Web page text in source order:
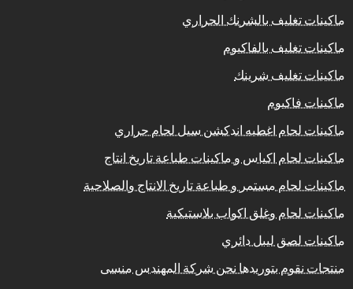
ماكينات تغليف بالشرنك الحراري
ماكينات تغليف بالفاكيوم
ماكينات تغليف شرينك
ماكينات فاكيوم
ماكينات لحام اغطيه اندكشن سيل لحام حراري
ماكينات لحام اكياس و ماكينات طباعة تاريخ انتاج
ماكينات لحام مستمر و طباعة تاريخ الانتاج والصلاحية
ماكينات لحام وغلق اكواب بلاستيكية
ماكينات لصق ليبل دائري
منتجات نقوم بتوريدها نحن شركة المهندس منسى